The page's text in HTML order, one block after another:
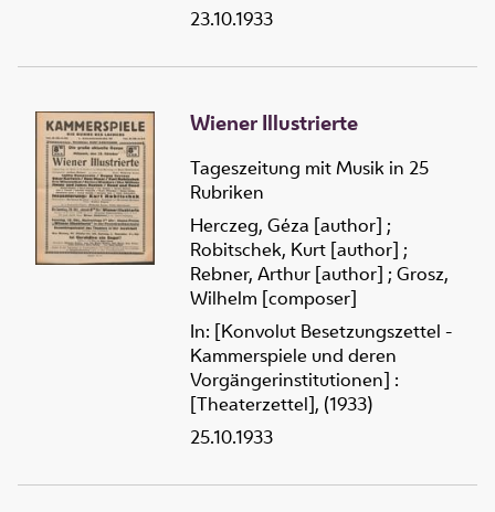
23.10.1933
Wiener Illustrierte
Tageszeitung mit Musik in 25
Rubriken
Herczeg, Géza [author] ;
Robitschek, Kurt [author] ;
Rebner, Arthur [author] ; Grosz,
Wilhelm [composer]
In: [Konvolut Besetzungszettel -
Kammerspiele und deren
Vorgängerinstitutionen] :
[Theaterzettel], (1933)
25.10.1933